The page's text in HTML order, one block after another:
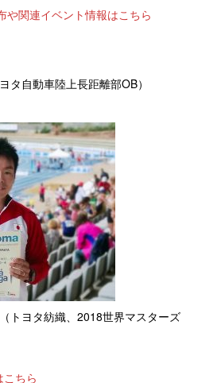
や関連イベント情報はこちら
タ自動車陸上長距離部OB）
トヨタ紡織、2018世界マスターズ
ちら